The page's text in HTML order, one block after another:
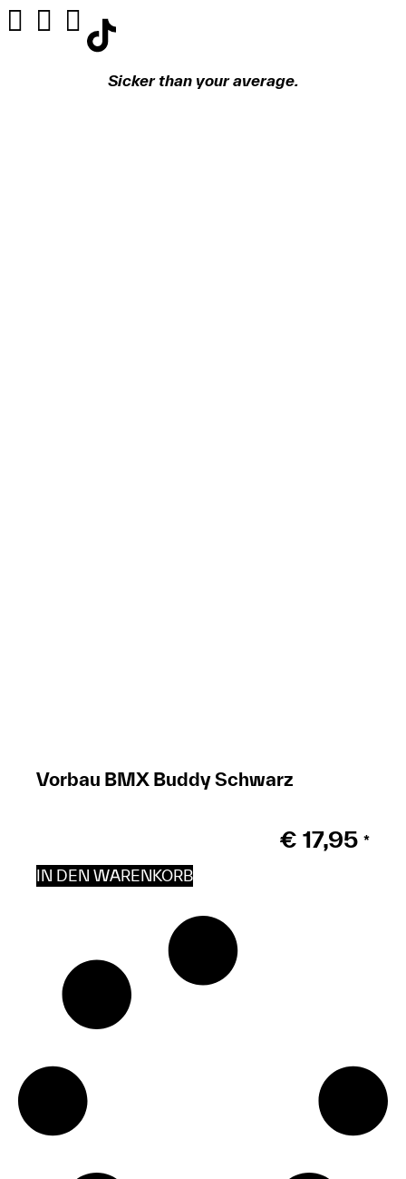
Sicker than your average.
Vorbau BMX Buddy Schwarz
€ 17,95 *
IN DEN WARENKORB